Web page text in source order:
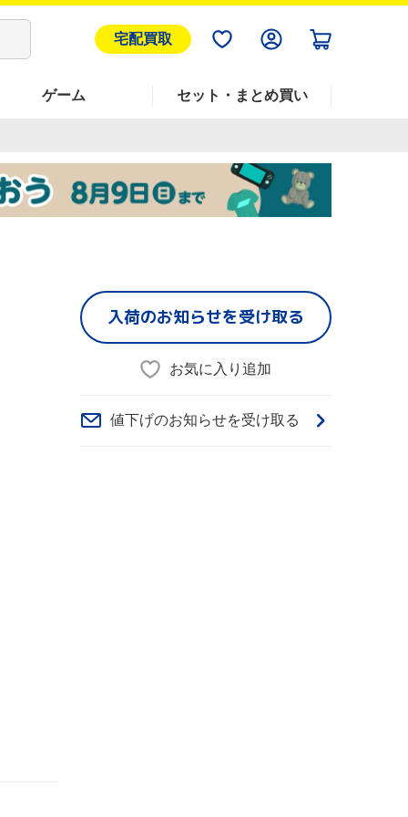
宅配買取
ゲーム セット・まとめ買い
入荷のお知らせを受け取る
お気に入り追加
値下げのお知らせを受け取る